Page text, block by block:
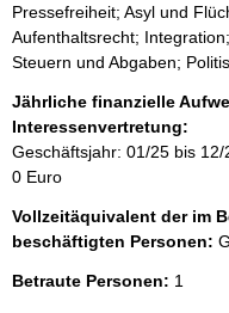
Pressefreiheit; Asyl und
Aufenthaltsrecht;
Steuern und Abgaben;
Jährliche finanzielle
Interessenvertretung:
Geschäftsjahr: 01/25 bis 12/
0 Euro
Vollzeitäquivalent der im
beschäftigten Personen:
Betraute Personen: 1